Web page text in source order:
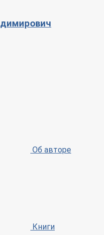
Об авторе
Книги